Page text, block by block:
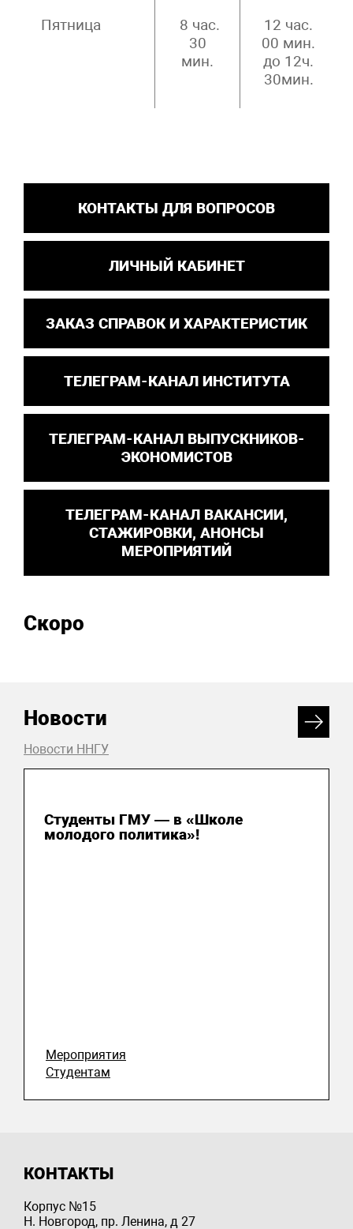
Пятница
8 час.
30
мин.
12 час.
00 мин.
до 12ч.
30мин.
КОНТАКТЫ ДЛЯ ВОПРОСОВ
ЛИЧНЫЙ КАБИНЕТ
ЗАКАЗ СПРАВОК И ХАРАКТЕРИСТИК
ТЕЛЕГРАМ-КАНАЛ ИНСТИТУТА
ТЕЛЕГРАМ-КАНАЛ ВЫПУСКНИКОВ-
ЭКОНОМИСТОВ
ТЕЛЕГРАМ-КАНАЛ ВАКАНСИИ,
СТАЖИРОВКИ, АНОНСЫ
МЕРОПРИЯТИЙ
Скоро
Новости
Новости ННГУ
Студенты ГМУ — в «Школе
молодого политика»!
Мероприятия
Студентам
КОНТАКТЫ
Корпус №15
Н. Новгород, пр. Ленина, д 27